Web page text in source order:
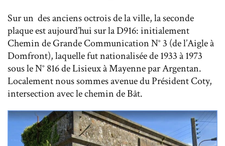
Sur un des anciens octrois de la ville, la seconde
plaque est aujourd’hui sur la D916: initialement
Chemin de Grande Communication N° 3 (de l’Aigle à
Domfront), laquelle fut nationalisée de 1933 à 1973
sous le N° 816 de Lisieux à Mayenne par Argentan.
Localement nous sommes avenue du Président Coty,
intersection avec le chemin de Bât.